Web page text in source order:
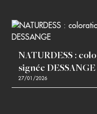
NATURDESS :
signée DESSANGE
27/01/2026